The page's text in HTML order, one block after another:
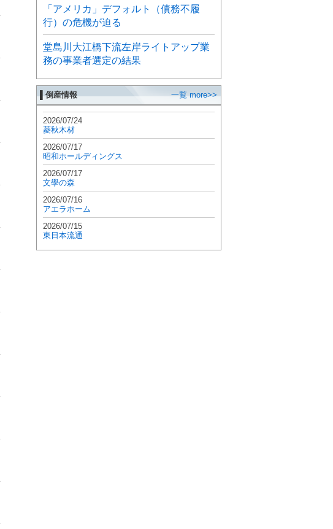
「アメリカ」デフォルト（債務不履
行）の危機が迫る
堂島川大江橋下流左岸ライトアップ業
務の事業者選定の結果
▌倒産情報 一覧 more>>
2026/07/24
菱秋木材
2026/07/17
昭和ホールディングス
2026/07/17
文學の森
2026/07/16
アエラホーム
2026/07/15
東日本流通